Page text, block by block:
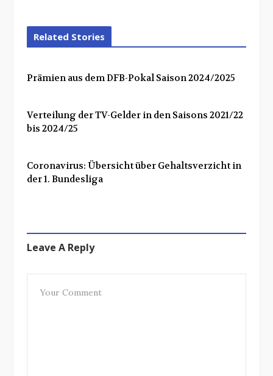
Related Stories
Prämien aus dem DFB-Pokal Saison 2024/2025
Verteilung der TV-Gelder in den Saisons 2021/22
bis 2024/25
Coronavirus: Übersicht über Gehaltsverzicht in
der 1. Bundesliga
Leave A Reply